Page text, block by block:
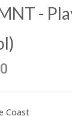
-
Coast